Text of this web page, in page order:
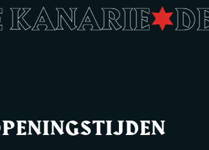
KANARIE•